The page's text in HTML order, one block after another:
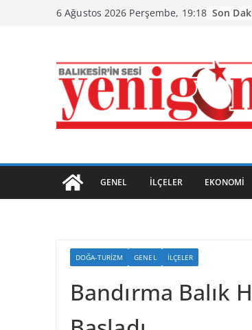
6 Ağustos 2026 Perşembe, 19:18 Son
GENEL İLÇELER EKONOMI
DOĞA-TURIZM GENEL İLÇELER
Bandırma Balık